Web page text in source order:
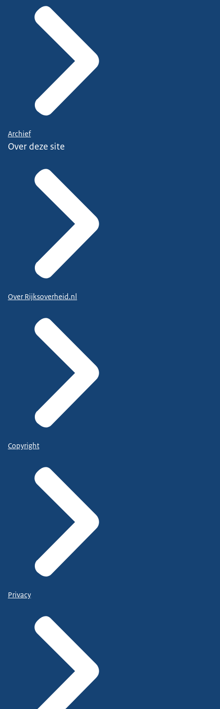
Archief
Over deze site
Over Rijksoverheid.nl
Copyright
Privacy